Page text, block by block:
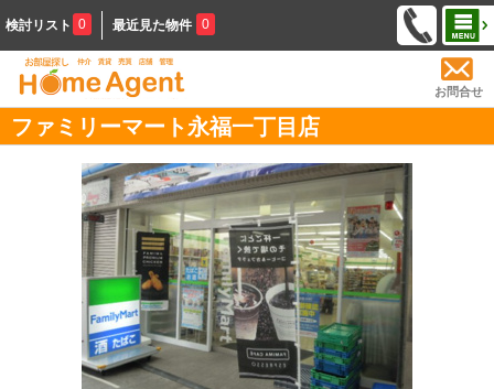
検討リスト 0 最近見た物件 0
お問合せ
ファミリーマート永福一丁目店